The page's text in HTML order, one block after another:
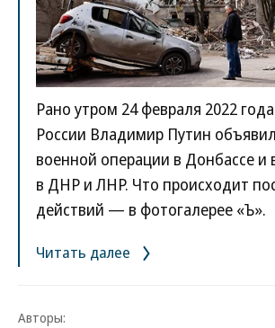
Рано утром 24 февраля 2022
России Владимир Путин
военной операции в Донбассе и
в ДНР и ЛНР. Что происходит
действий — в фотогалерее «Ъ».
Читать далее
Авторы: